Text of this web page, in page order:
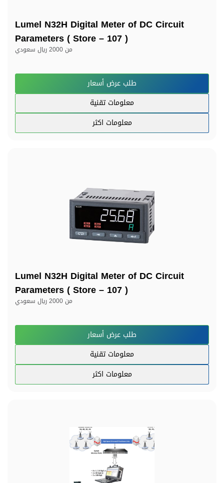
Lumel N32H Digital Meter of DC Circuit
Parameters ( Store – 107 )
من2000 ريال سعودي
طلب عرض أسعار
معلومات تقنية
معلومات اكثر
Lumel N32H Digital Meter of DC Circuit
Parameters ( Store – 107 )
من2000 ريال سعودي
طلب عرض أسعار
معلومات تقنية
معلومات اكثر